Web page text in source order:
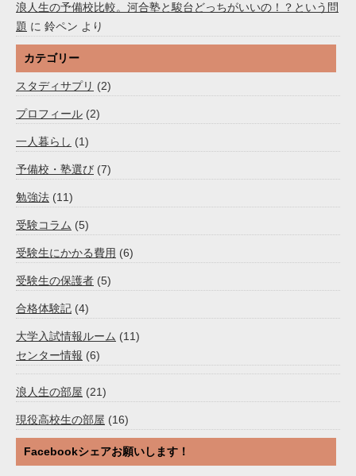
浪人生の予備校比較。河合塾と駿台どっちがいいの！？という問
題 に 鈴ペン より
カテゴリー
スタディサプリ (2)
プロフィール (2)
一人暮らし (1)
予備校・塾選び (7)
勉強法 (11)
受験コラム (5)
受験生にかかる費用 (6)
受験生の保護者 (5)
合格体験記 (4)
大学入試情報ルーム (11)
センター情報 (6)
浪人生の部屋 (21)
現役高校生の部屋 (16)
Facebookシェアお願いします！